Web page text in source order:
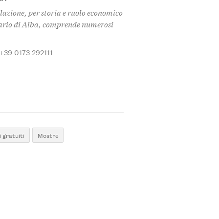
per storia e ruolo economico
di Alba, comprende numerosi
0173 292111
gratuiti Mostre